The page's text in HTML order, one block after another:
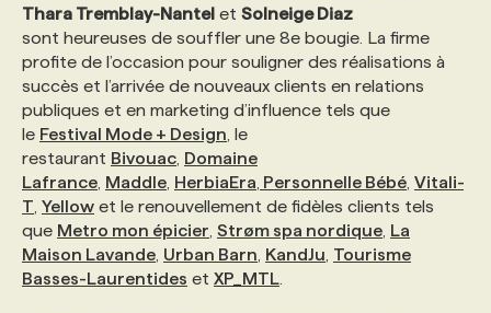
PRIX ET DISTINCTIONS
TENDANCES
GEO/SEO
ÉVÉNEMENTIEL
NOS AUTEUR‧RICES
FAQ
ANNONCEZ AVEC NOUS
FORMATIONS PERSONNALISÉES
NOS FORMATEUR‧RICES
POURQUOI CHOISIR NOS FORMATIONS
NOS TARIFS
NOS TARIFS
NOS EXPERTISES
FAQ
ANNONCEZ AVEC NOUS
Thara Tremblay-Nantel et Solneige Diaz
sont heureuses de souffler une 8e bougie. La firme
profite de l’occasion pour souligner des réalisations à
succès et l’arrivée de nouveaux clients en relations
publiques et en marketing d’influence tels que
le Festival Mode + Design , le
restaurant Bivouac Domaine
Lafrance Maddle HerbiaEra Personnelle Bébé Vitali-
T Yellow et le renouvellement de fidèles clients tels
que Metro mon épicier Strøm spa nordique La
Maison Lavande Urban Barn KandJu Tourisme
Basses-Laurentides et XP_MTL